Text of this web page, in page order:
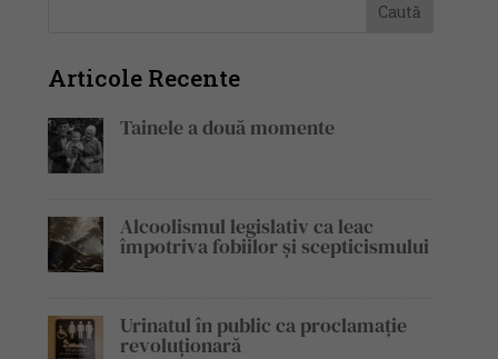
Articole Recente
Tainele a două momente
Alcoolismul legislativ ca leac
împotriva fobiilor și scepticismului
Urinatul în public ca proclamație
revoluționară